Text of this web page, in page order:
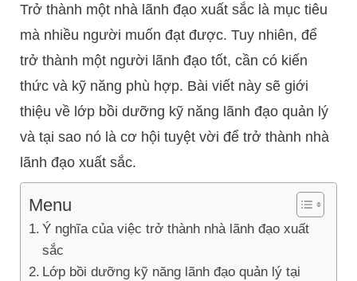
Trở thành một nhà lãnh đạo xuất sắc là mục tiêu
mà nhiều người muốn đạt được. Tuy nhiên, để
trở thành một người lãnh đạo tốt, cần có kiến
thức và kỹ năng phù hợp. Bài viết này sẽ giới
thiệu về lớp bồi dưỡng kỹ năng lãnh đạo quản lý
và tại sao nó là cơ hội tuyệt vời để trở thành nhà
lãnh đạo xuất sắc.
Menu
Ý nghĩa của việc trở thành nhà lãnh đạo xuất
sắc
Lớp bồi dưỡng kỹ năng lãnh đạo quản lý tại